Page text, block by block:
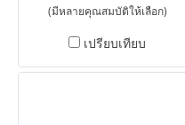
(มีหลายคุณสมบัติให้เลือก)
เปรียบเทียบ